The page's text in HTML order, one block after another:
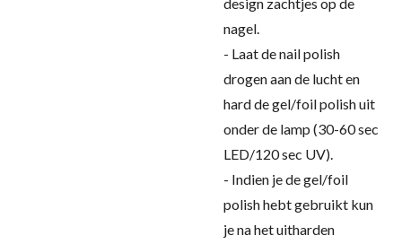
nagel.
- Laat de nail polish
drogen aan de lucht en
hard de gel/foil polish uit
onder de lamp (30-60 sec
LED/120 sec UV).
- Indien je de gel/foil
polish hebt gebruikt kun
je na het uitharden